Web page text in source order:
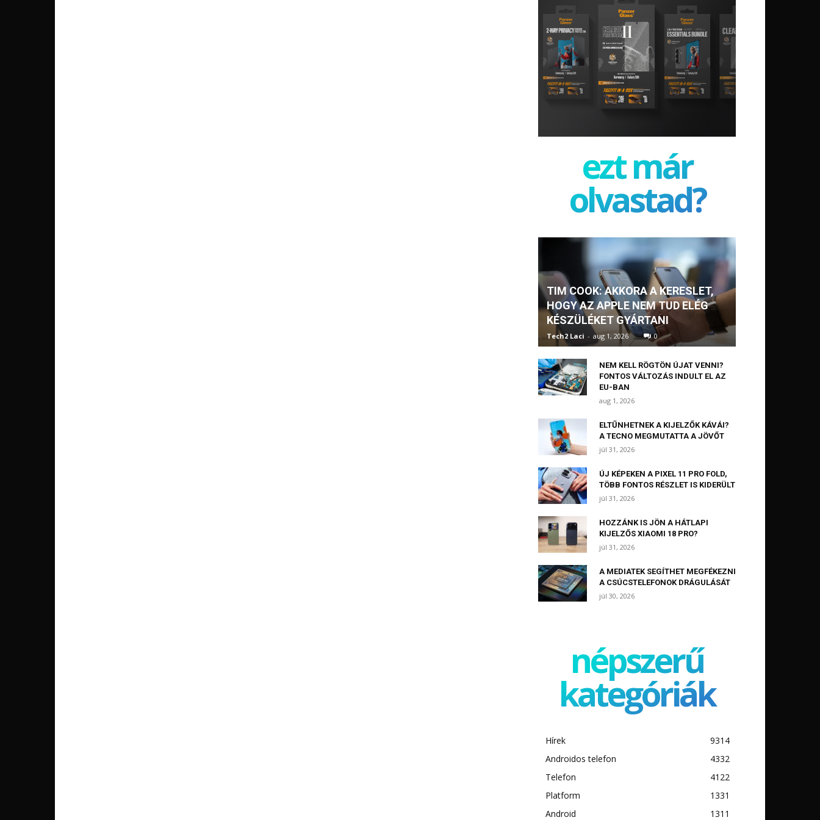
ezt már
olvastad?
TIM COOK: AKKORA A KERESLET,
HOGY AZ APPLE NEM TUD ELÉG
KÉSZÜLÉKET GYÁRTANI
Tech2 Laci - aug 1, 2026 0
NEM KELL RÖGTÖN ÚJAT VENNI?
FONTOS VÁLTOZÁS INDULT EL AZ
EU-BAN
aug 1, 2026
ELTŰNHETNEK A KIJELZŐK KÁVÁI?
A TECNO MEGMUTATTA A JÖVŐT
júl 31, 2026
ÚJ KÉPEKEN A PIXEL 11 PRO FOLD,
TÖBB FONTOS RÉSZLET IS KIDERÜLT
júl 31, 2026
HOZZÁNK IS JÖN A HÁTLAPI
KIJELZŐS XIAOMI 18 PRO?
júl 31, 2026
A MEDIATEK SEGÍTHET MEGFÉKEZNI
A CSÚCSTELEFONOK DRÁGULÁSÁT
júl 30, 2026
népszerű
kategóriák
Hírek
9314
Androidos telefon
4332
Telefon
4122
Platform
1331
Android
1311